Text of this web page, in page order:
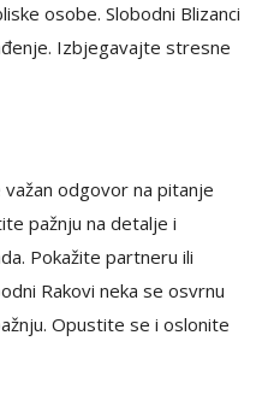
osobe. Slobodni Blizanci
Izbjegavajte stresne
odgovor na pitanje
pažnju na detalje i
Pokažite partneru ili
Rakovi neka se osvrnu
Opustite se i oslonite